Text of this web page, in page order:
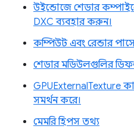
উইন্ডোজে শেডার
DXC ব্যবহার করুন।
কম্পিউট এবং রেন্ডার
শেডার মডিউলগুলির
GPUExternalTexture
সমর্থন করে।
মেমরি হিপস তথ্য